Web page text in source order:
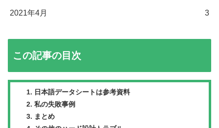
2021年4月 3
この記事の目次
日本語データシートは参考資料
私の失敗事例
まとめ